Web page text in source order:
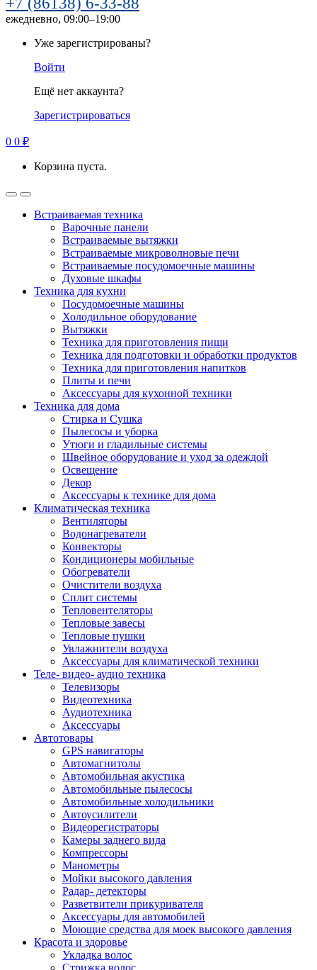
ежедневно, 09:00–19:00
Уже зарегистрированы?
Войти
Ещё нет аккаунта?
Зарегистрироваться
0 0 ₽
Корзина пуста.
Встраиваемая техника
Варочные панели
Встраиваемые вытяжки
Встраиваемые микроволновые печи
Встраиваемые посудомоечные машины
Духовые шкафы
Техника для кухни
Посудомоечные машины
Холодильное оборудование
Вытяжки
Техника для приготовления пищи
Техника для подготовки и обработки продуктов
Техника для приготовления напитков
Плиты и печи
Аксессуары для кухонной техники
Техника для дома
Стирка и Сушка
Пылесосы и уборка
Утюги и гладильные системы
Швейное оборудование и уход за одеждой
Освещение
Декор
Аксессуары к технике для дома
Климатическая техника
Вентиляторы
Водонагреватели
Конвекторы
Кондиционеры мобильные
Обогреватели
Очистители воздуха
Сплит системы
Тепловентеляторы
Тепловые завесы
Тепловые пушки
Увлажнители воздуха
Аксессуары для климатической техники
Теле- видео- аудио техника
Телевизоры
Видеотехника
Аудиотехника
Аксессуары
Автотовары
GPS навигаторы
Автомагнитолы
Автомобильная акустика
Автомобильные пылесосы
Автомобильные холодильники
Автоусилители
Видеорегистраторы
Камеры заднего вида
Компрессоры
Манометры
Мойки высокого давления
Радар- детекторы
Разветвители прикуривателя
Аксессуары для автомобилей
Моющие средства для моек высокого давления
Красота и здоровье
Укладка волос
Стрижка волос